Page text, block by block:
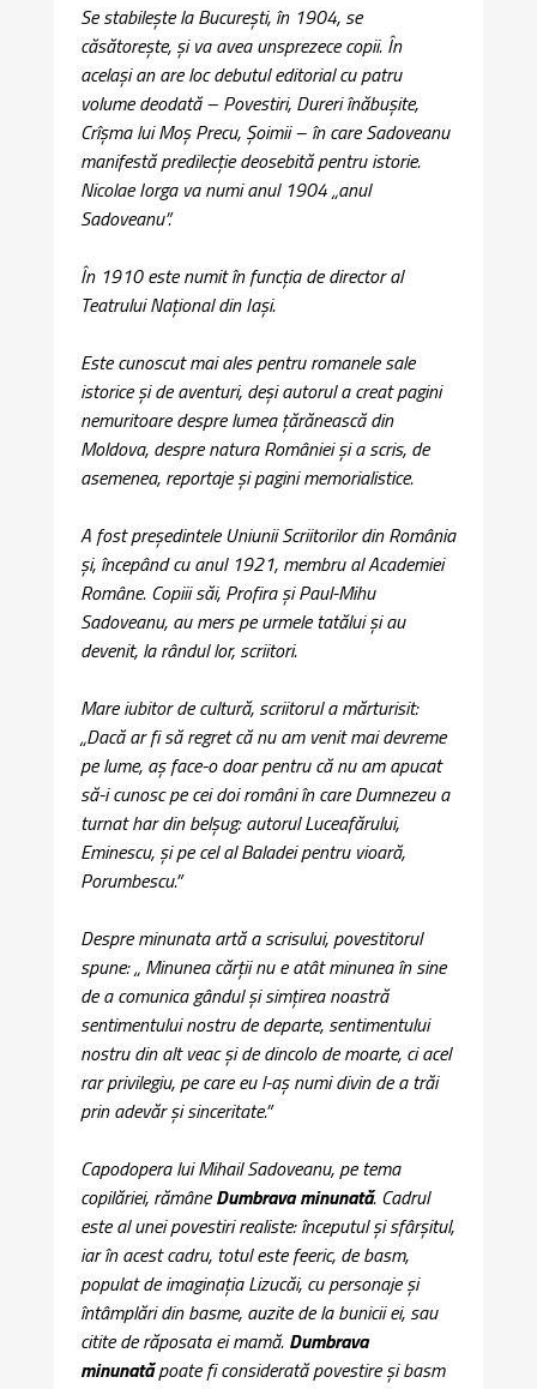
Se stabilește la București, în 1904, se
căsătorește, și va avea unsprezece copii. În
același an are loc debutul editorial cu patru
volume deodată – Povestiri, Dureri înăbușite,
Crîșma lui Moș Precu, Șoimii – în care Sadoveanu
manifestă predilecție deosebită pentru istorie.
Nicolae Iorga va numi anul 1904 „anul
Sadoveanu”.
În 1910 este numit în funcția de director al
Teatrului Național din Iași.
Este cunoscut mai ales pentru romanele sale
istorice și de aventuri, deși autorul a creat pagini
nemuritoare despre lumea țărănească din
Moldova, despre natura României și a scris, de
asemenea, reportaje și pagini memorialistice.
A fost președintele Uniunii Scriitorilor din România
și, începând cu anul 1921, membru al Academiei
Române. Copiii săi, Profira și Paul-Mihu
Sadoveanu, au mers pe urmele tatălui și au
devenit, la rândul lor, scriitori.
Mare iubitor de cultură, scriitorul a mărturisit:
„Dacă ar fi să regret că nu am venit mai devreme
pe lume, aş face-o doar pentru că nu am apucat
să-i cunosc pe cei doi români în care Dumnezeu a
turnat har din belşug: autorul Luceafărului,
Eminescu, şi pe cel al Baladei pentru vioară,
Porumbescu.”
Despre minunata artă a scrisului, povestitorul
spune: „ Minunea cărţii nu e atât minunea în sine
de a comunica gândul şi simţirea noastră
sentimentului nostru de departe, sentimentului
nostru din alt veac şi de dincolo de moarte, ci acel
rar privilegiu, pe care eu l-aş numi divin de a trăi
prin adevăr şi sinceritate.”
Capodopera lui Mihail Sadoveanu, pe tema
copilăriei, rămâneDumbrava minunată. Cadrul
este al unei povestiri realiste: începutul şi sfârşitul,
iar în acest cadru, totul este feeric, de basm,
populat de imaginaţia Lizucăi, cu personaje şi
întâmplări din basme, auzite de la bunicii ei, sau
citite de răposata ei mamă. Dumbrava
minunată poate fi considerată povestire şi basm